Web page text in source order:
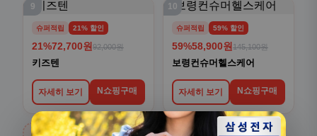
9
슈퍼적립 21% 할인
21%72,700원 92,000원
키즈텐
자세히 보기 N쇼핑구매
10
슈퍼적립 59% 할인
59%58,900원 145,100원
보령컨슈머헬스케어
자세히 보기 N쇼핑구매